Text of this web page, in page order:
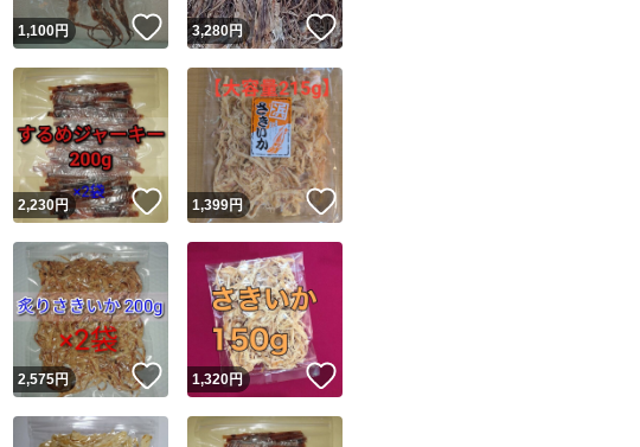
いいね！
1,100円 いいね！
3,280円 いいね！
いいね！
2,230円 いいね！
1,399円
いいね！
2,575円 いいね！
1,320円